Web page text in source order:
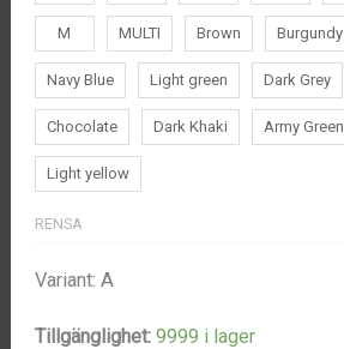
M MULTI Brown Burgundy
Navy Blue Light green Dark Grey
Chocolate Dark Khaki Army Green
Light yellow
RENSA
Variant: A
Tillgänglighet: 9999 i lager